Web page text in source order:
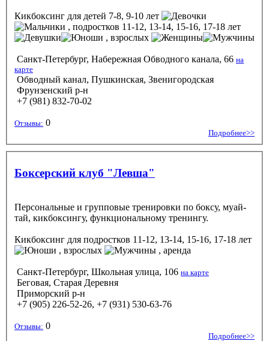
Кикбоксинг для детей 7-8, 9-10 лет
, подростков 11-12, 13-14, 15-16, 17-18 лет
, взрослых
Санкт-Петербург, Набережная Обводного канала, 66 на
карте
Обводный канал, Пушкинская, Звенигородская
Фрунзенский р-н
+7 (981) 832-70-02
Отзывы: 0
Подробнее>>
Боксерский клуб "Левша"
Персональные и групповые тренировки по боксу, муай-
тай, кикбоксингу, функциональному тренингу.
Кикбоксинг для подростков 11-12, 13-14, 15-16, 17-18 лет
, взрослых
, аренда
Санкт-Петербург, Школьная улица, 106 на карте
Беговая, Старая Деревня
Приморский р-н
+7 (905) 226-52-26, +7 (931) 530-63-76‬
Отзывы: 0
Подробнее>>